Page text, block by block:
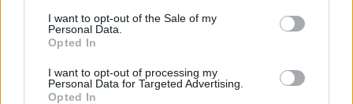
I want to opt-out of the Sale of my
Personal Data.
Opted In
I want to opt-out of processing my
Personal Data for Targeted Advertising.
Opted In
ΧΤΕΣ
Η ηθοποιός μοιράστηκε μία φωτογραφία